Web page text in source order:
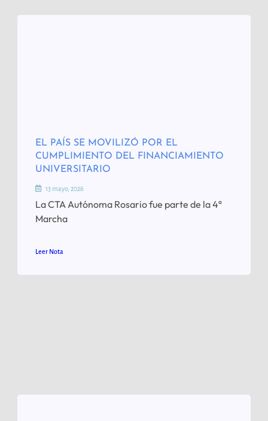
EL PAÍS SE MOVILIZÓ POR EL
CUMPLIMIENTO DEL FINANCIAMIENTO
UNIVERSITARIO
13 mayo, 2026
La CTA Autónoma Rosario fue parte de la 4ª
Marcha
Leer Nota